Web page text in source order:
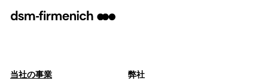
当社の事業 弊社